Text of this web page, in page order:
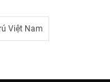
Việt Nam